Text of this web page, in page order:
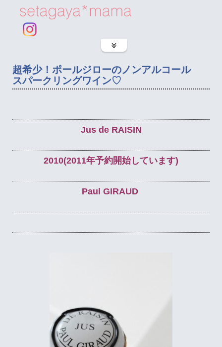
超希少！ポールジローのノンアルコール
スパークリングワイン♡
Jus de RAISIN
2010(2011年予約開始しています)
Paul GIRAUD